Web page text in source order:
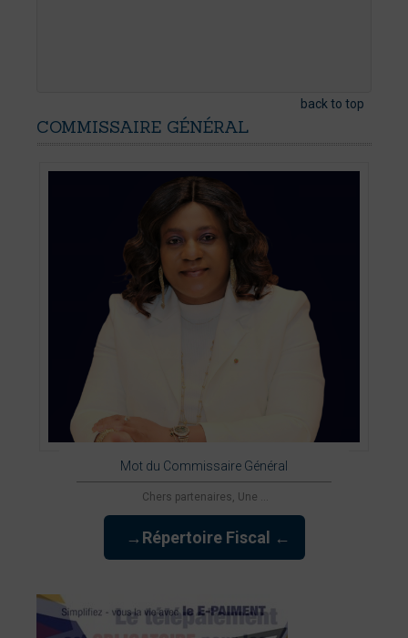
back to top
COMMISSAIRE GÉNÉRAL
Mot du Commissaire Général
Chers partenaires, Une ...
→Répertoire Fiscal ←